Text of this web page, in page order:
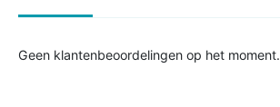
Geen klantenbeoordelingen op het moment.